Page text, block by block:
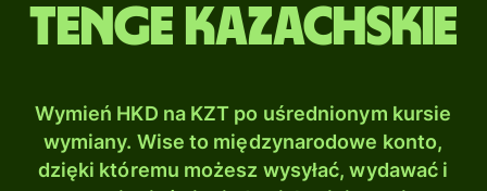
Tenge kazachskie
Wymień HKD na KZT po uśrednionym kursie
wymiany. Wise to międzynarodowe konto,
dzięki któremu możesz wysyłać, wydawać i